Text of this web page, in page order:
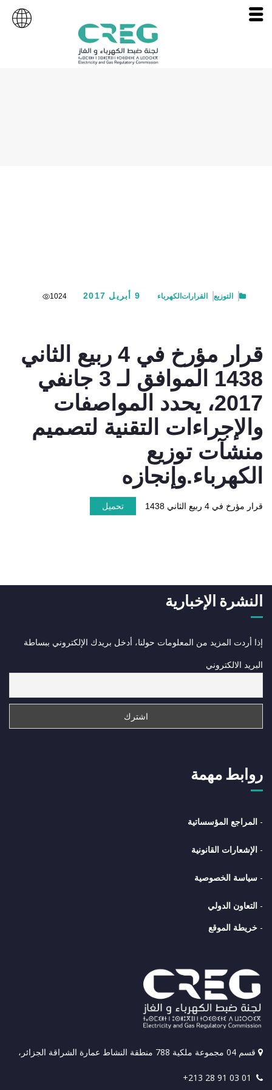
التوزيع القرارات الكهرباء 9 أبريل 2017 1024
قرار مؤرخ في 4 ربيع الثاني
1438 الموافق لـ 3 جانفي
2017، يحدد المواصفات
والإجراءات التقنية لتصميم
منشآت توزيع
الكهرباء.وإنجازه
قرار مؤرخ في 4 ربيع الثاني 1438 تحميل
قسم 04 مجموعة ملكية 788 منطقة النشاط عمارة الشراقة الجزائر،
+213 28 91 03 01
روابط مهمة
- المراجع المؤسساتية
- الإشعارات القانونية
- سياسة الخصوصية
- التعاون الدولي
- خريطة الموقع
النشرة الإخبارية
إذا أردت المزيد من المعلومات حولنا، أدخل بريدك الإلكتروني ببساطة
البريد الالكتروني